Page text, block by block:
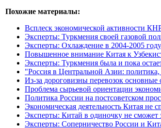
Похожие материалы:
Всплеск экономической активности
Эксперты: Туркмения своей газовой
Эксперты: Охлаждение в 2004-2005
Повышенное внимание Китая к
Эксперты: Туркмения была и пока
"Россия в Центральной Азии:
Из-за дороговизны перевозок
Проблема сырьевой ориентации
Политика России на постсоветском
Экономическая деятельность Китая не
Эксперты: Китай в одиночку не сможет
Эксперты: Соперничество России и